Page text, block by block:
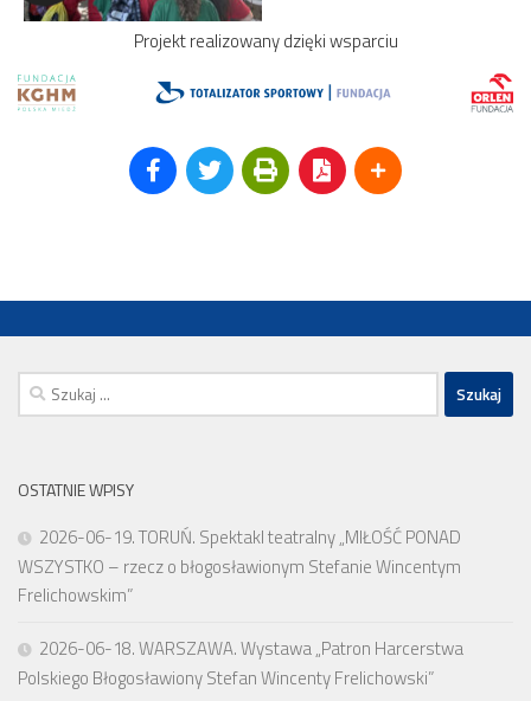
Projekt realizowany dzięki wsparciu
Szukaj:
OSTATNIE WPISY
2026-06-19. TORUŃ. Spektakl teatralny „MIŁOŚĆ PONAD
WSZYSTKO – rzecz o błogosławionym Stefanie Wincentym
Frelichowskim”
2026-06-18. WARSZAWA. Wystawa „Patron Harcerstwa
Polskiego Błogosławiony Stefan Wincenty Frelichowski”